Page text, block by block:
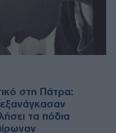
στη Πάτρα:
τα πόδια